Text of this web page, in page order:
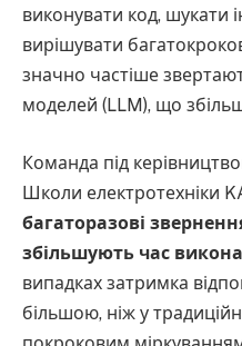
виконувати код, шукати
вирішувати
значно частіше
моделей (LLM), що
Команда під
Школи електротехніки
багаторазові
збільшують час
випадках затримка
більшою, ніж у